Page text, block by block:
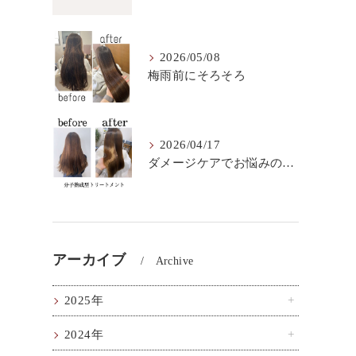
2026/05/08
梅雨前にそろそろ
2026/04/17
ダメージケアでお悩みの方はこちら！
アーカイブ Archive
2025年
2024年